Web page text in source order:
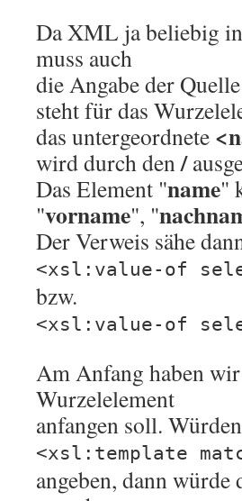
Da XML ja beliebig
muss auch
die Angabe der
steht für das
das untergeordnete
wird durch den/
Das Element "name"
"vorname", "
Der Verweis sähe
<xsl:value-of
bzw.
<xsl:value-of
Am Anfang haben
Wurzelelement
anfangen soll.
<xsl:template
angeben, dann